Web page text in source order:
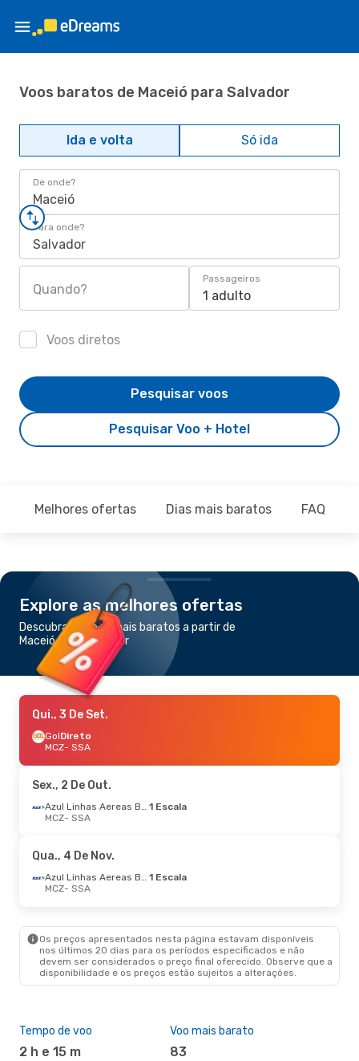
Voos baratos de Maceió para Salvador
Ida e volta Só ida
De onde?
Maceió
Para onde?
Salvador
Quando?
Passageiros
1 adulto
Voos diretos
Pesquisar Voo + Hotel
Pesquisar voos
Melhores ofertas Dias mais baratos FAQ
Explore as melhores ofertas
Descubra os voos mais baratos a partir de
Maceió para Salvador
Qui., 3 De Set.
GolDireto
MCZ- SSA
Sex., 2 De Out.
Azul Linhas Aereas Brasileiras 1 Escala
MCZ- SSA
Qua., 4 De Nov.
Azul Linhas Aereas Brasileiras 1 Escala
MCZ- SSA
Os preços apresentados nesta página estavam disponíveis
nos últimos 20 dias para os períodos especificados e não
devem ser considerados o preço final oferecido. Observe que a
disponibilidade e os preços estão sujeitos a alterações.
Tempo de voo
2 h e 15 m
Voo mais barato
83